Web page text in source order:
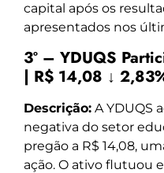
capital após os
apresentados nos
3º – YDUQS
| R$ 14,08 ↓
Descrição: A YDUQS
negativa do setor
pregão a R$ 14,08,
ação. O ativo flutuou